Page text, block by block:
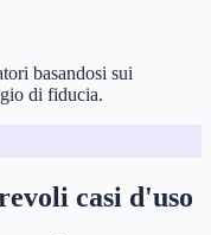
basandosi sui
di fiducia.
casi d'uso